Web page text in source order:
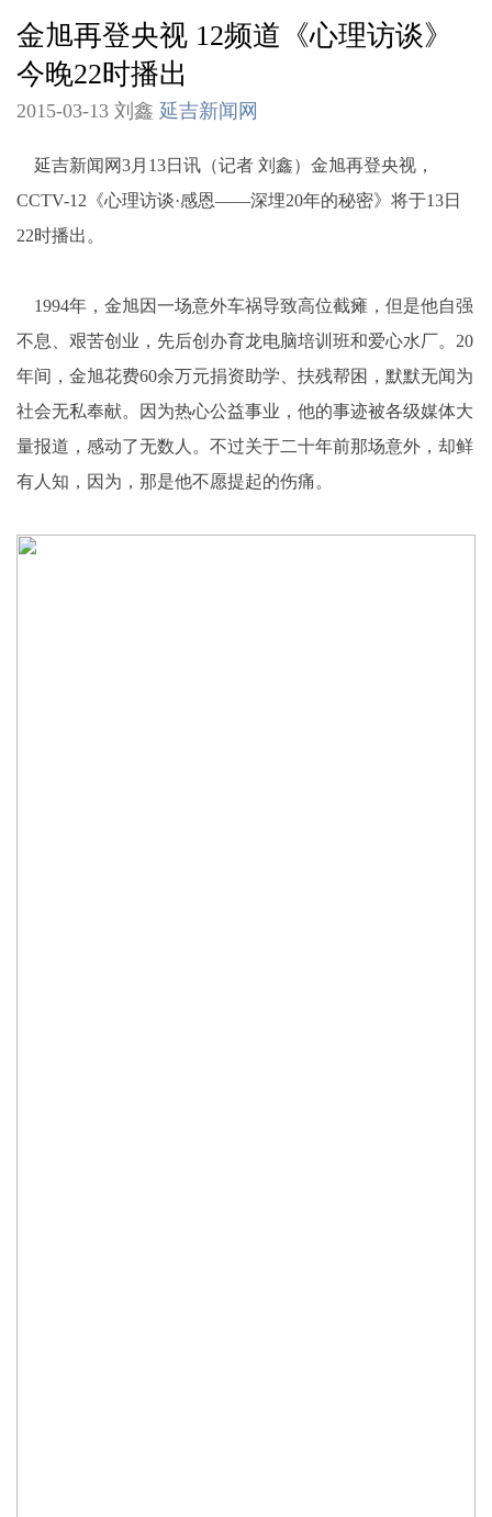
金旭再登央视 12频道《心理访谈》
今晚22时播出
2015-03-13 刘鑫 延吉新闻网
延吉新闻网3月13日讯（记者 刘鑫）金旭再登央视，
CCTV-12《心理访谈·感恩——深埋20年的秘密》将于13日
22时播出。
1994年，金旭因一场意外车祸导致高位截瘫，但是他自强
不息、艰苦创业，先后创办育龙电脑培训班和爱心水厂。20
年间，金旭花费60余万元捐资助学、扶残帮困，默默无闻为
社会无私奉献。因为热心公益事业，他的事迹被各级媒体大
量报道，感动了无数人。不过关于二十年前那场意外，却鲜
有人知，因为，那是他不愿提起的伤痛。